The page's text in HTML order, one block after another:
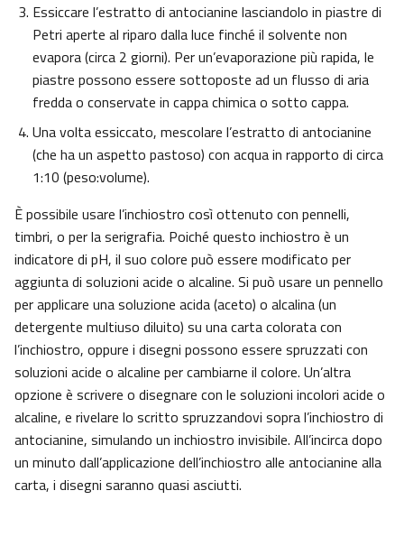
Essiccare l’estratto di antocianine lasciandolo in piastre di
Petri aperte al riparo dalla luce finché il solvente non
evapora (circa 2 giorni). Per un’evaporazione più rapida, le
piastre possono essere sottoposte ad un flusso di aria
fredda o conservate in cappa chimica o sotto cappa.
Una volta essiccato, mescolare l’estratto di antocianine
(che ha un aspetto pastoso) con acqua in rapporto di circa
1:10 (peso:volume).
È possibile usare l’inchiostro così ottenuto con pennelli,
timbri, o per la serigrafia. Poiché questo inchiostro è un
indicatore di pH, il suo colore può essere modificato per
aggiunta di soluzioni acide o alcaline. Si può usare un pennello
per applicare una soluzione acida (aceto) o alcalina (un
detergente multiuso diluito) su una carta colorata con
l’inchiostro, oppure i disegni possono essere spruzzati con
soluzioni acide o alcaline per cambiarne il colore. Un’altra
opzione è scrivere o disegnare con le soluzioni incolori acide o
alcaline, e rivelare lo scritto spruzzandovi sopra l’inchiostro di
antocianine, simulando un inchiostro invisibile. All’incirca dopo
un minuto dall’applicazione dell’inchiostro alle antocianine alla
carta, i disegni saranno quasi asciutti.